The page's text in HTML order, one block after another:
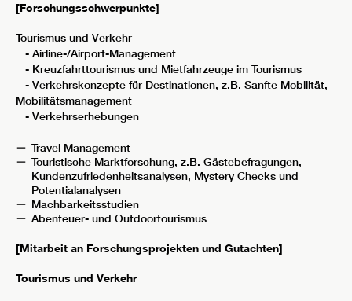
[Forschungsschwerpunkte]
Tourismus und Verkehr
- Airline-/Airport-Management
- Kreuzfahrttourismus und Mietfahrzeuge im Tourismus
- Verkehrskonzepte für Destinationen, z.B. Sanfte Mobilität,
Mobilitätsmanagement
- Verkehrserhebungen
Travel Management
Touristische Marktforschung, z.B. Gästebefragungen,
Kundenzufriedenheitsanalysen, Mystery Checks und
Potentialanalysen
Machbarkeitsstudien
Abenteuer- und Outdoortourismus
[Mitarbeit an Forschungsprojekten und Gutachten]
Tourismus und Verkehr